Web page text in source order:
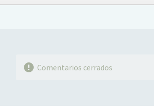
FACEBOOKTWITTERFLIPBOARD
E-
WHATSAPP
Comentarios cerrados